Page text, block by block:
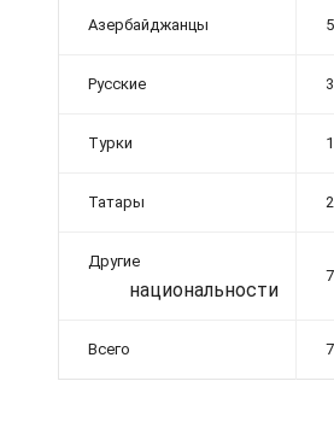
Азербайджанцы
Русские
Турки
Татары
Другие
национальности
Всего